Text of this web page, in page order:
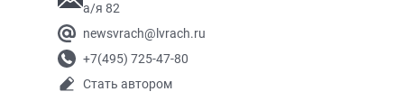
а/я 82
newsvrach@lvrach.ru
+7(495) 725-47-80
Стать автором